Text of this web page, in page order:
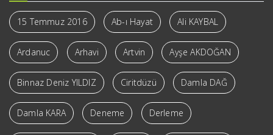
15 Temmuz 2016 Ab-ı Hayat Ali KAYBAL
Ardanuc Arhavi Artvin Ayşe AKDOĞAN
Binnaz Deniz YILDIZ Ciritdüzü Damla DAĞ
Damla KARA Deneme Derleme